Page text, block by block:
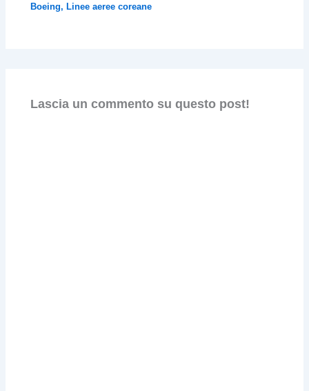
Boeing, Linee aeree coreane
Lascia un commento su questo post!